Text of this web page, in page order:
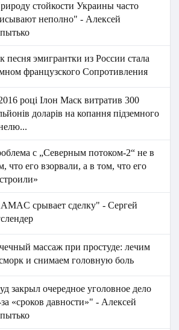
стойкости Украины часто
неполно" - Алексей
песня эмигрантки из России стала
французского Сопротивления
році Ілон Маск витратив 300
доларів на копання підземного
с „Северным потоком-2“ не в
что его взорвали, а в том, что его
срывает сделку" - Сергей
массаж при простуде: лечим
и снимаем головную боль
закрыл очередное уголовное дело
«сроков давности»" - Алексей